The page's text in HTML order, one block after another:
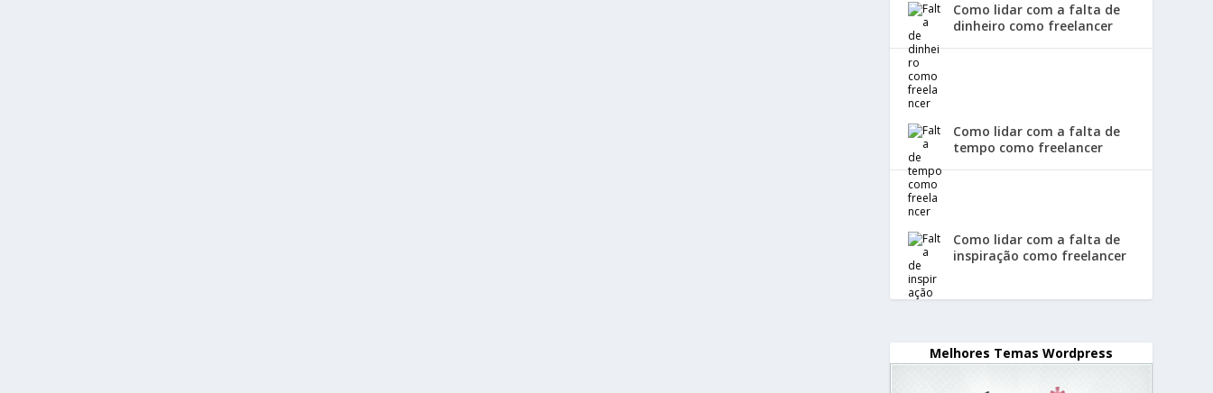
Como lidar com a falta de
dinheiro como freelancer
Como lidar com a falta de
tempo como freelancer
Como lidar com a falta de
inspiração como freelancer
Melhores Temas Wordpress